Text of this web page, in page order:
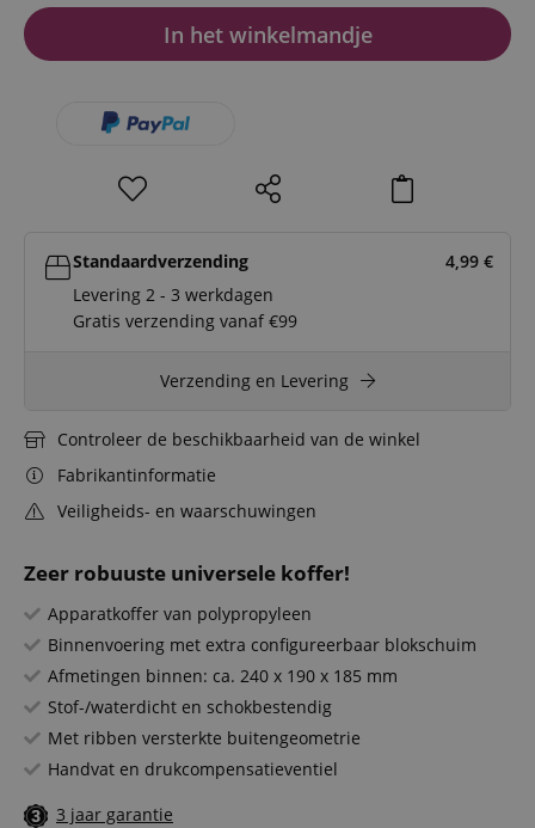
Zeer robuuste universele koffer!
Apparatkoffer van polypropyleen
Binnenvoering met extra configureerbaar blokschuim
Afmetingen binnen: ca. 240 x 190 x 185 mm
Stof-/waterdicht en schokbestendig
Met ribben versterkte buitengeometrie
Handvat en drukcompensatieventiel
3 jaar garantie
In het winkelmandje
Standaardverzending 4,99 €
Levering 2 - 3 werkdagen
Gratis verzending vanaf €99
Verzending en Levering
Controleer de beschikbaarheid van de winkel
Fabrikantinformatie
Veiligheids- en waarschuwingen